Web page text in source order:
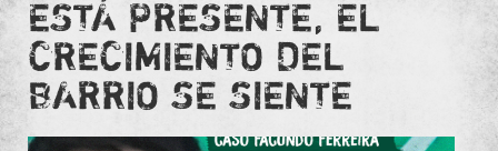
ESTÁ PRESENTE, EL
CRECIMIENTO DEL
BARRIO SE SIENTE